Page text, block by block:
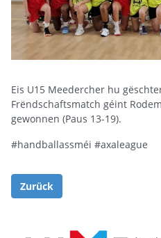
Eis U15 Meedercher hu
Frëndschaftsmatch géint
gewonnen (Paus 13-19).
#handballassméi #axaleague
Zurück